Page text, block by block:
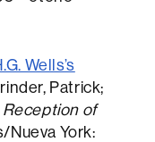
Wells’s
Patrick;
Reception of
Nueva York: